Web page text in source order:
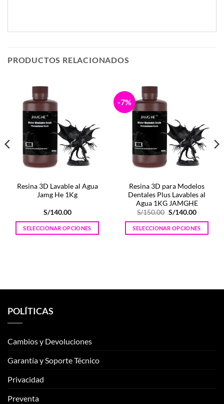
PRODUCTOS RELACIONADOS
Resina 3D Lavable al Agua
Jamg He 1Kg
S/140.00
SELECCIONAR OPCIONES
Las
en
página
-7%
Resina 3D para Modelos
Dentales Plus Lavables al
Agua 1KG JAMGHE
S/150.00 El
original
era:
S/140.00El
actual
es:
SELECCIONAR OPCIONES
Las
POLÍTICAS
Cambios y Devoluciones
Garantía y Soporte Técnico
Privacidad
Preventa